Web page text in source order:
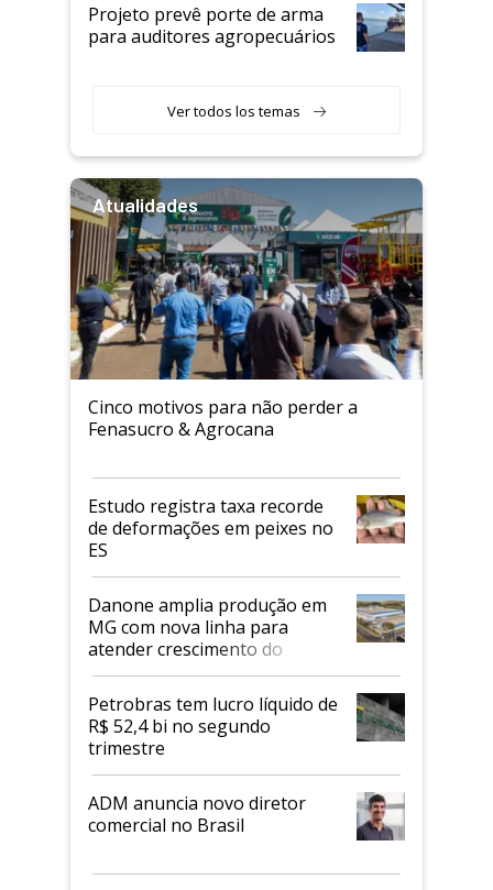
Projeto prevê porte de arma
para auditores agropecuários
Ver todos los temas
Atualidades
Cinco motivos para não perder a
Fenasucro & Agrocana
Estudo registra taxa recorde
de deformações em peixes no
ES
Danone amplia produção em
MG com nova linha para
atender crescimento do
mercado de alimentos
proteicos
Petrobras tem lucro líquido de
R$ 52,4 bi no segundo
trimestre
ADM anuncia novo diretor
comercial no Brasil